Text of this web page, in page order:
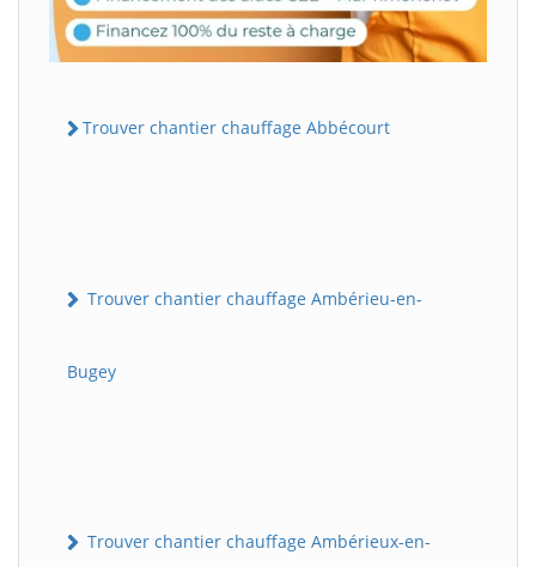
Trouver chantier chauffage Abbécourt
Trouver chantier chauffage Ambérieu-en-
Bugey
Trouver chantier chauffage Ambérieux-en-